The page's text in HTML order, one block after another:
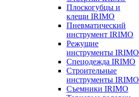
Плоскогубцы и
клещи IRIMO
Пневматический
инструмент IRIMO
Режущие
инструменты IRIMO
Спецодежда IRIMO
Строительные
инструменты IRIMO
Съемники IRIMO